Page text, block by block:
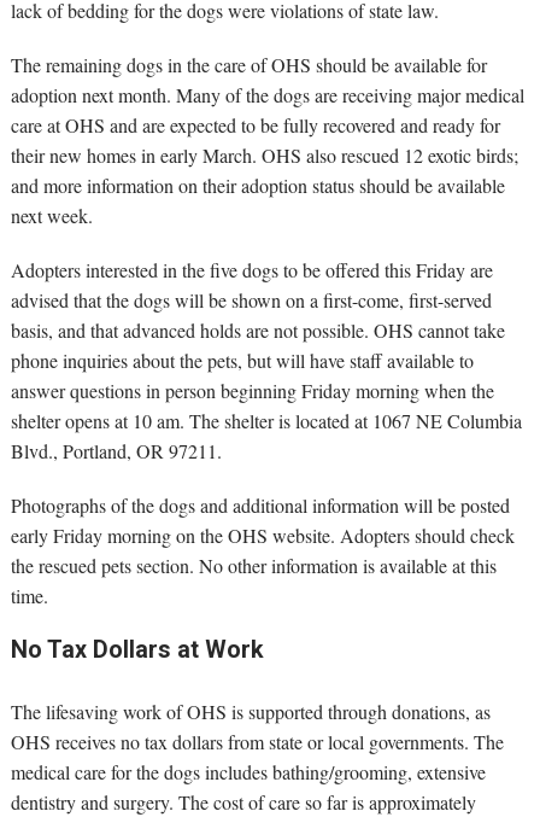
lack of bedding for the dogs were violations of state law.
The remaining dogs in the care of OHS should be available for
adoption next month. Many of the dogs are receiving major medical
care at OHS and are expected to be fully recovered and ready for
their new homes in early March. OHS also rescued 12 exotic birds;
and more information on their adoption status should be available
next week.
Adopters interested in the five dogs to be offered this Friday are
advised that the dogs will be shown on a first-come, first-served
basis, and that advanced holds are not possible. OHS cannot take
phone inquiries about the pets, but will have staff available to
answer questions in person beginning Friday morning when the
shelter opens at 10 am. The shelter is located at 1067 NE Columbia
Blvd., Portland, OR 97211.
Photographs of the dogs and additional information will be posted
early Friday morning on the OHS website. Adopters should check
the rescued pets section. No other information is available at this
time.
No Tax Dollars at Work
The lifesaving work of OHS is supported through donations, as
OHS receives no tax dollars from state or local governments. The
medical care for the dogs includes bathing/grooming, extensive
dentistry and surgery. The cost of care so far is approximately